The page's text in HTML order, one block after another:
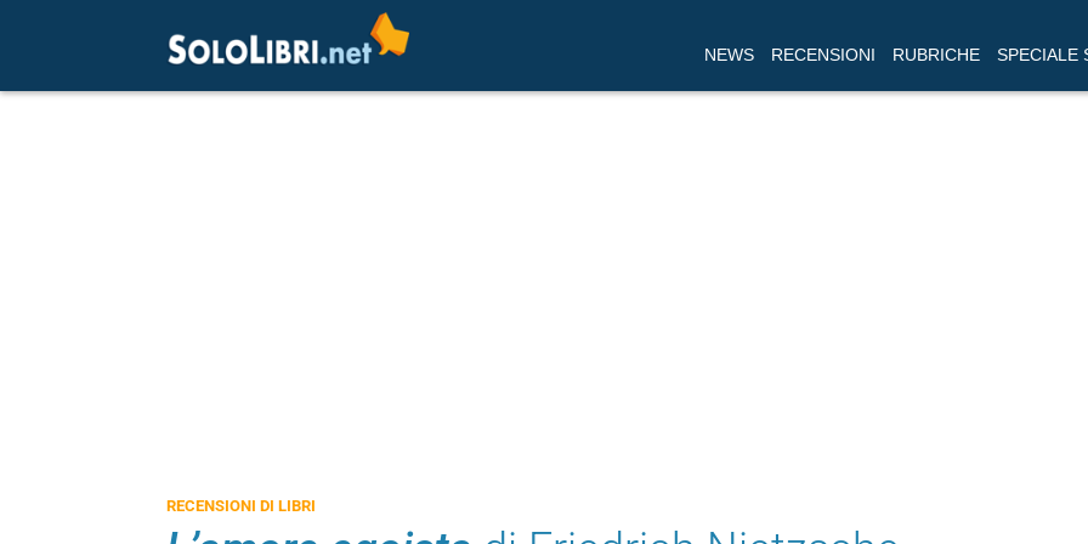
NEWS RECENSIONI RUBRICHE SPECIALE
RECENSIONI DI LIBRI